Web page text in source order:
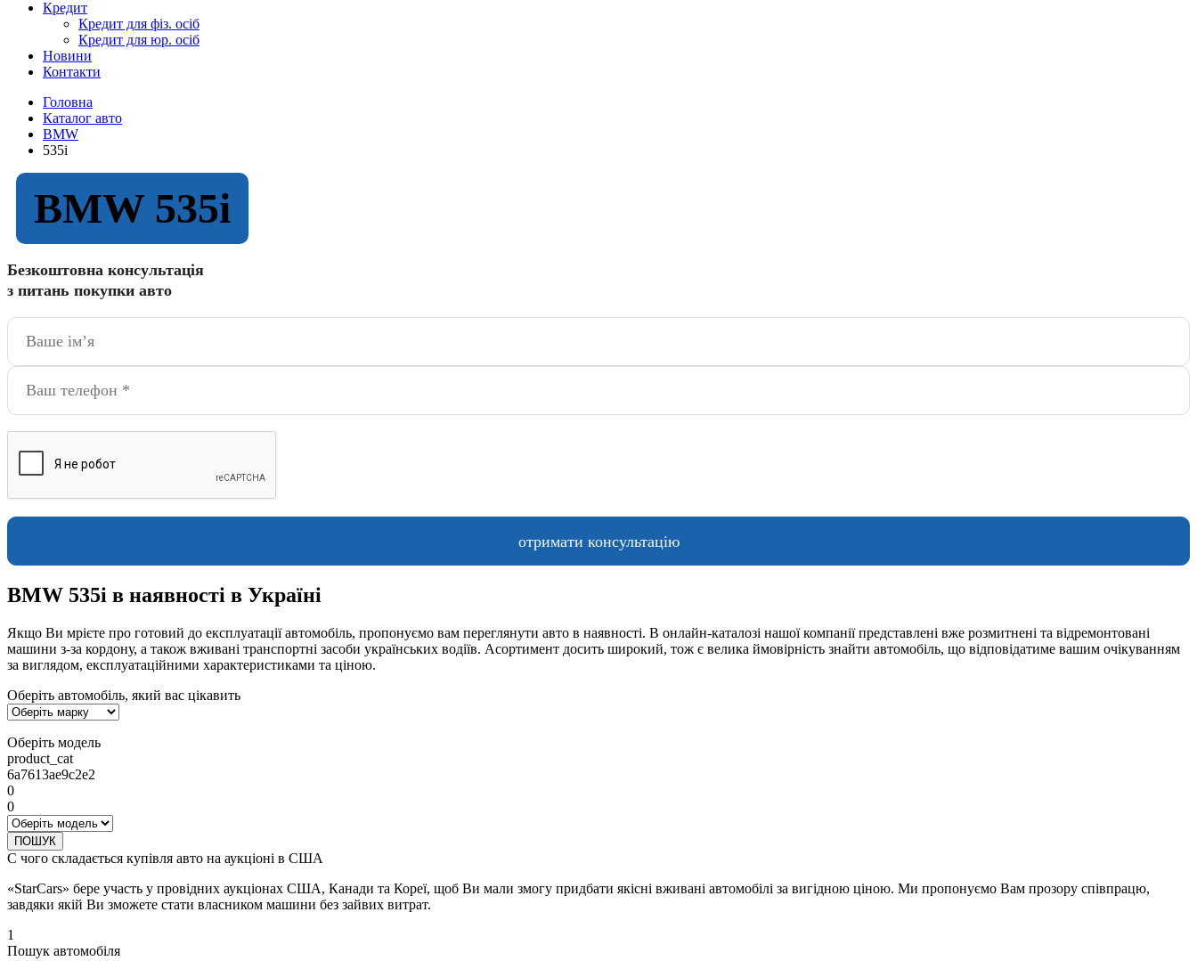
Кредит
Кредит для фіз. осіб
Кредит для юр. осіб
Новини
Контакти
Головна
Каталог авто
BMW
535i
BMW 535i
Безкоштовна консультація
з питань покупки авто
BMW 535i в наявності в Україні
Якщо Ви мрієте про готовий до експлуатації автомобіль, пропонуємо вам переглянути авто в наявності. В онлайн-каталозі нашої компанії представлені вже розмитнені та відремонтовані
машини з-за кордону, а також вживані транспортні засоби українських водіїв. Асортимент досить широкий, тож є велика ймовірність знайти автомобіль, що відповідатиме вашим очікуванням
за виглядом, експлуатаційними характеристиками та ціною.
Оберіть автомобіль, який вас цікавить
Оберіть модель
product_cat
6a7613ae9c2e2
0
0
ПОШУК
С чого складається купівля авто на аукціоні в США
«StarCars» бере участь у провідних аукціонах США, Канади та Кореї, щоб Ви мали змогу придбати якісні вживані автомобілі за вигідною ціною. Ми пропонуємо Вам прозору співпрацю,
завдяки якій Ви зможете стати власником машини без зайвих витрат.
1
Пошук автомобіля